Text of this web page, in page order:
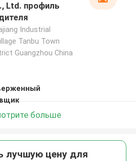
Ltd. профиль
Industrial
Tanbu Town
Guangzhou China
больше
лучшую цену для